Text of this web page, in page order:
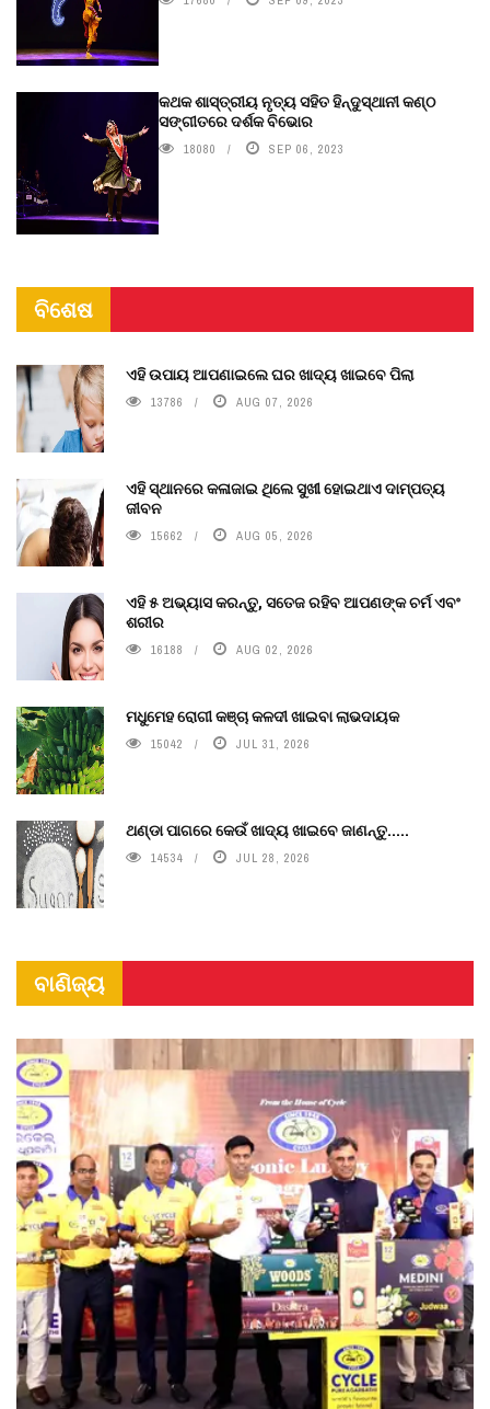
କଥକ ଶାସ୍ତ୍ରୀୟ ନୃତ୍ୟ ସହିତ ହିନ୍ଦୁସ୍ଥାନୀ କଣ୍ଠ
ସଙ୍ଗୀତରେ ଦର୍ଶକ ବିଭୋର
18080 SEP 06, 2023
ବିଶେଷ
ଏହି ଉପାୟ ଆପଣାଇଲେ ଘର ଖାଦ୍ୟ ଖାଇବେ ପିଲା
13786 AUG 07, 2026
ଏହି ସ୍ଥାନରେ କଳାଜାଇ ଥିଲେ ସୁଖୀ ହୋଇଥାଏ ଦାମ୍ପତ୍ୟ
ଜୀବନ
15662 AUG 05, 2026
ଏହି ୫ ଅଭ୍ୟାସ କରନ୍ତୁ, ସତେଜ ରହିବ ଆପଣଙ୍କ ଚର୍ମ ଏବଂ
ଶରୀର
16188 AUG 02, 2026
ମଧୁମେହ ରୋଗୀ କଞ୍ଚା କଳଦୀ ଖାଇବା ଲାଭଦାୟକ
15042 JUL 31, 2026
ଥଣ୍ଡା ପାଗରେ କେଉଁ ଖାଦ୍ୟ ଖାଇବେ ଜାଣନ୍ତୁ.....
14534 JUL 28, 2026
ବାଣିଜ୍ୟ